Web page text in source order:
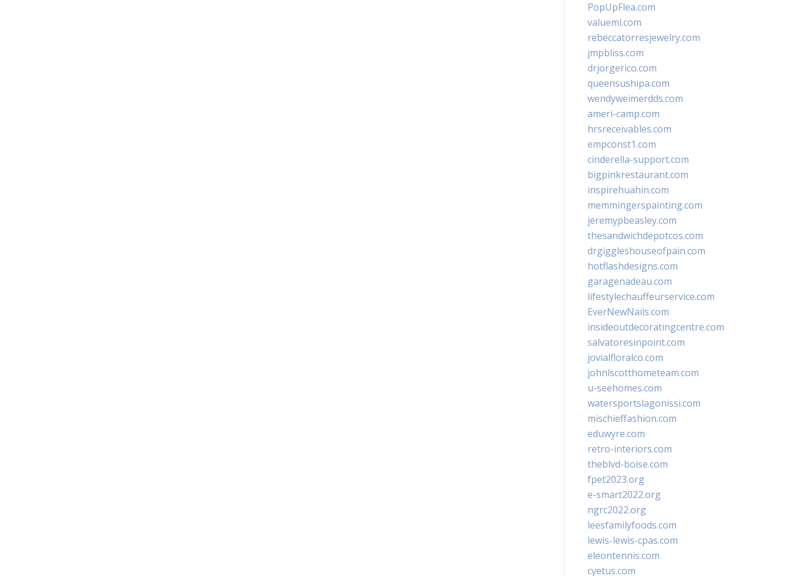
PopUpFlea.com
valueml.com
rebeccatorresjewelry.com
jmpbliss.com
drjorgerico.com
queensushipa.com
wendyweimerdds.com
ameri-camp.com
hrsreceivables.com
empconst1.com
cinderella-support.com
bigpinkrestaurant.com
inspirehuahin.com
memmingerspainting.com
jeremypbeasley.com
thesandwichdepotcos.com
drgiggleshouseofpain.com
hotflashdesigns.com
garagenadeau.com
lifestylechauffeurservice.com
EverNewNails.com
insideoutdecoratingcentre.com
salvatoresinpoint.com
jovialfloralco.com
johnlscotthometeam.com
u-seehomes.com
watersportslagonissi.com
mischieffashion.com
eduwyre.com
retro-interiors.com
theblvd-boise.com
fpet2023.org
e-smart2022.org
ngrc2022.org
leesfamilyfoods.com
lewis-lewis-cpas.com
eleontennis.com
cyetus.com